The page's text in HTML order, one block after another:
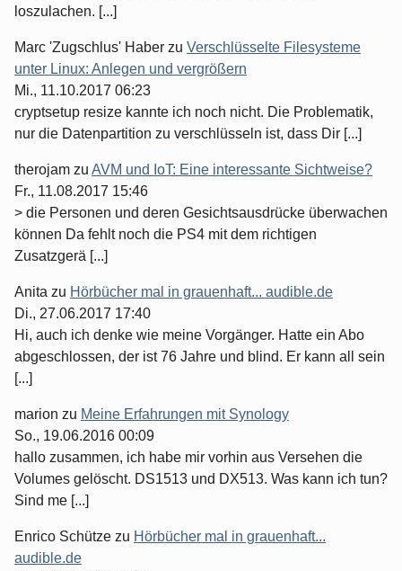
loszulachen. [...]
Marc 'Zugschlus' Haber zu Verschlüsselte Filesysteme
unter Linux: Anlegen und vergrößern
Mi., 11.10.2017 06:23
cryptsetup resize kannte ich noch nicht. Die Problematik,
nur die Datenpartition zu verschlüsseln ist, dass Dir [...]
therojam zu AVM und IoT: Eine interessante Sichtweise?
Fr., 11.08.2017 15:46
> die Personen und deren Gesichtsausdrücke überwachen
können Da fehlt noch die PS4 mit dem richtigen
Zusatzgerä [...]
Anita zu Hörbücher mal in grauenhaft... audible.de
Di., 27.06.2017 17:40
Hi, auch ich denke wie meine Vorgänger. Hatte ein Abo
abgeschlossen, der ist 76 Jahre und blind. Er kann all sein
[...]
marion zu Meine Erfahrungen mit Synology
So., 19.06.2016 00:09
hallo zusammen, ich habe mir vorhin aus Versehen die
Volumes gelöscht. DS1513 und DX513. Was kann ich tun?
Sind me [...]
Enrico Schütze zu Hörbücher mal in grauenhaft...
audible.de